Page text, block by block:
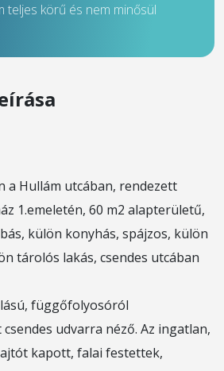
teljes körű és nem minősül
a Hullám utcában, rendezett
1.emeletén, 60 m2 alapterületű,
külön konyhás, spájzos, külön
tárolós lakás, csendes utcában
függőfolyosóról
udvarra néző. Az ingatlan,
kapott, falai festettek,